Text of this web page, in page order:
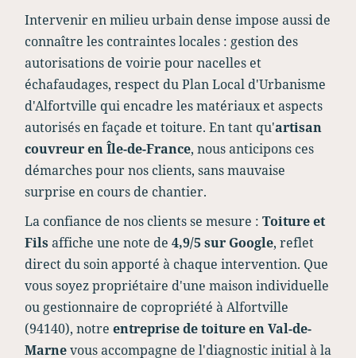
Intervenir en milieu urbain dense impose aussi de
connaître les contraintes locales : gestion des
autorisations de voirie pour nacelles et
échafaudages, respect du Plan Local d'Urbanisme
d'Alfortville qui encadre les matériaux et aspects
autorisés en façade et toiture. En tant qu'artisan
couvreur en Île-de-France, nous anticipons ces
démarches pour nos clients, sans mauvaise
surprise en cours de chantier.
La confiance de nos clients se mesure : Toiture et
Fils affiche une note de 4,9/5 sur Google, reflet
direct du soin apporté à chaque intervention. Que
vous soyez propriétaire d'une maison individuelle
ou gestionnaire de copropriété à Alfortville
(94140), notre entreprise de toiture en Val-de-
Marnevous accompagne de l'diagnostic initial à la